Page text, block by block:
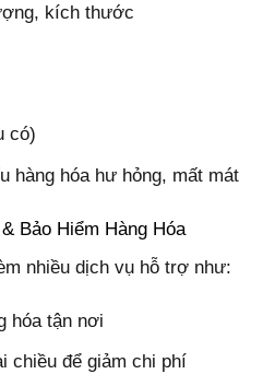
kích thước
có)
hàng hóa hư hỏng, mất mát
Bảo Hiểm Hàng Hóa
nhiều dịch vụ hỗ trợ như:
hóa tận nơi
chiều để giảm chi phí